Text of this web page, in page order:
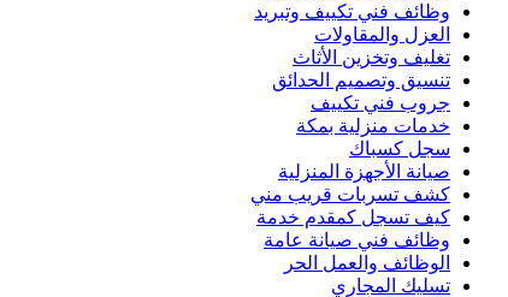
وظائف فني تكييف وتبريد
العزل والمقاولات
تغليف وتخزين الأثاث
تنسيق وتصميم الحدائق
جروب فني تكييف
خدمات منزلية بمكة
سجل كسباك
صيانة الأجهزة المنزلية
كشف تسربات قريب مني
كيف تسجل كمقدم خدمة
وظائف فني صيانة عامة
الوظائف والعمل الحر
تسليك المجاري